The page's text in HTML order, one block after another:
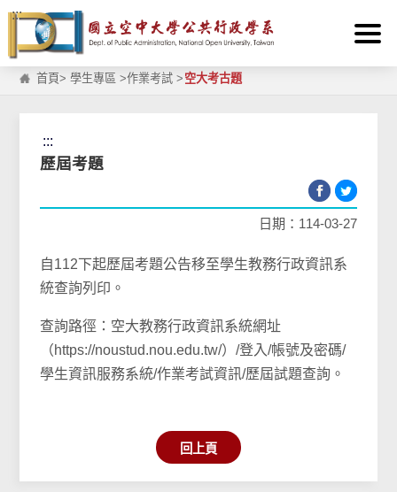
跳到主要內容區塊
:::
首頁>學生專區 >作業考試 > 空大考古題
:::
歷屆考題
日期：114-03-27
自112下起歷屆考題公告移至學生教務行政資訊系
統查詢列印。
查詢路徑：空大教務行政資訊系統網址
（https://noustud.nou.edu.tw/）/登入/帳號及密碼/
學生資訊服務系統/作業考試資訊/歷屆試題查詢。
回上頁